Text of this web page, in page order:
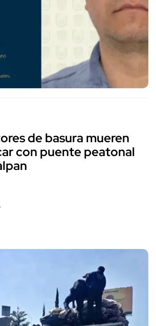
de basura mueren
con puente peatonal